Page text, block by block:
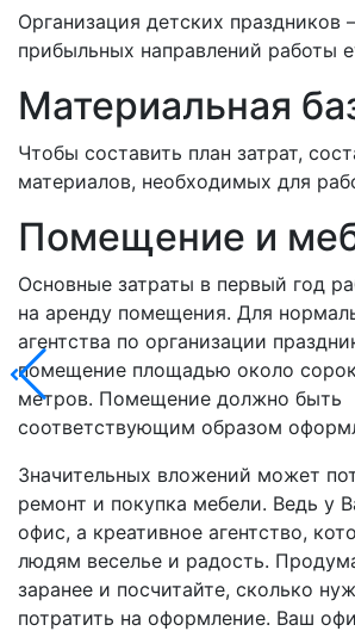
Организация детских
прибыльных направлений работы
Материальная
Чтобы составить план затрат,
материалов, необходимых для
Помещение и
Основные затраты в первый год
на аренду помещения. Для
агентства по организации
помещение площадью около
метров. Помещение должно быть
соответствующим образом
Значительных вложений может
ремонт и покупка мебели. Ведь у
офис, а креативное агентство,
людям веселье и радость.
заранее и посчитайте, сколько
потратить на оформление. Ваш